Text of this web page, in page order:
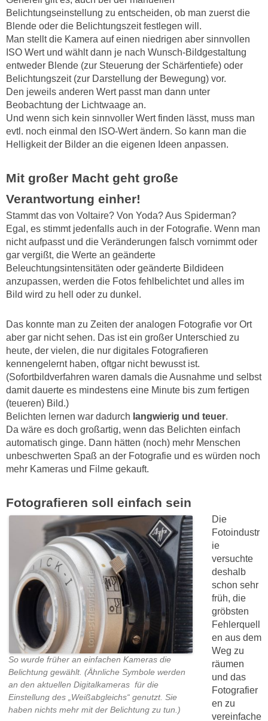
Belichtungseinstellung zu entscheiden, ob man zuerst die
Blende oder die Belichtungszeit festlegen will.
Man stellt die Kamera auf einen niedrigen aber sinnvollen
ISO Wert und wählt dann je nach Wunsch-Bildgestaltung
entweder Blende (zur Steuerung der Schärfentiefe) oder
Belichtungszeit (zur Darstellung der Bewegung) vor.
Den jeweils anderen Wert passt man dann unter
Beobachtung der Lichtwaage an.
Und wenn sich kein sinnvoller Wert finden lässt, muss man
evtl. noch einmal den ISO-Wert ändern. So kann man die
Helligkeit der Bilder an die eigenen Ideen anpassen.
Mit großer Macht geht große
Verantwortung einher!
Stammt das von Voltaire? Von Yoda? Aus Spiderman?
Egal, es stimmt jedenfalls auch in der Fotografie. Wenn man
nicht aufpasst und die Veränderungen falsch vornimmt oder
gar vergißt, die Werte an geänderte
Beleuchtungsintensitäten oder geänderte Bildideen
anzupassen, werden die Fotos fehlbelichtet und alles im
Bild wird zu hell oder zu dunkel.
Das konnte man zu Zeiten der analogen Fotografie vor Ort
aber gar nicht sehen. Das ist ein großer Unterschied zu
heute, der vielen, die nur digitales Fotografieren
kennengelernt haben, oftgar nicht bewusst ist.
(Sofortbildverfahren waren damals die Ausnahme und selbst
damit dauerte es mindestens eine Minute bis zum fertigen
(teueren) Bild.)
Belichten lernen war dadurch langwierig und teuer.
Da wäre es doch großartig, wenn das Belichten einfach
automatisch ginge. Dann hätten (noch) mehr Menschen
unbeschwerten Spaß an der Fotografie und es würden noch
mehr Kameras und Filme gekauft.
Fotografieren soll einfach sein
So wurde früher an einfachen Kameras die
Belichtung gewählt. (Ähnliche Symbole werden
an den aktuellen Digitalkameras für die
Einstellung des „Weißabgleichs“ genutzt. Sie
haben nichts mehr mit der Belichtung zu tun.)
Die
Fotoindustr
ie
versuchte
deshalb
schon sehr
früh, die
gröbsten
Fehlerquell
en aus dem
Weg zu
räumen
und das
Fotografier
en zu
vereinfache